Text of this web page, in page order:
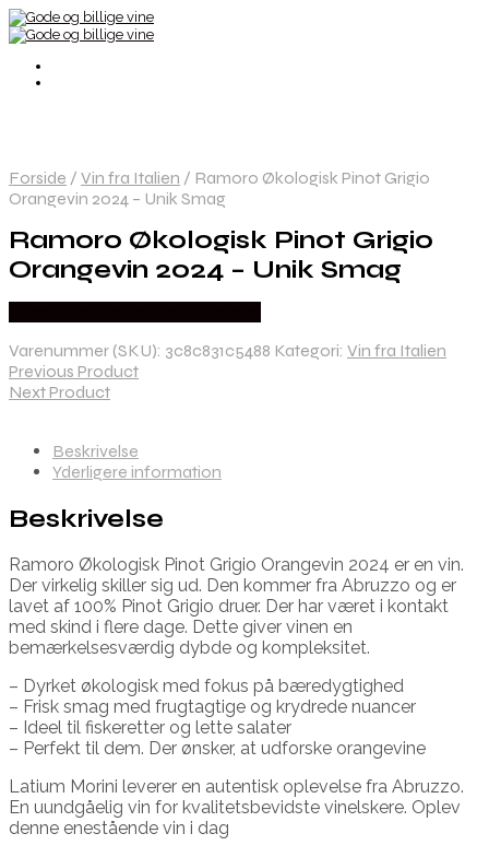
Forside / Vin fra Italien / Ramoro Økologisk Pinot Grigio
Orangevin 2024 – Unik Smag
Ramoro Økologisk Pinot Grigio
Orangevin 2024 – Unik Smag
Varenummer (SKU): 3c8c831c5488 Kategori: Vin fra Italien
Previous Product
Next Product
Beskrivelse
Yderligere information
Beskrivelse
Ramoro Økologisk Pinot Grigio Orangevin 2024 er en vin.
Der virkelig skiller sig ud. Den kommer fra Abruzzo og er
lavet af 100% Pinot Grigio druer. Der har været i kontakt
med skind i flere dage. Dette giver vinen en
bemærkelsesværdig dybde og kompleksitet.
– Dyrket økologisk med fokus på bæredygtighed
– Frisk smag med frugtagtige og krydrede nuancer
– Ideel til fiskeretter og lette salater
– Perfekt til dem. Der ønsker, at udforske orangevine
Latium Morini leverer en autentisk oplevelse fra Abruzzo.
En uundgåelig vin for kvalitetsbevidste vinelskere. Oplev
denne enestående vin i dag